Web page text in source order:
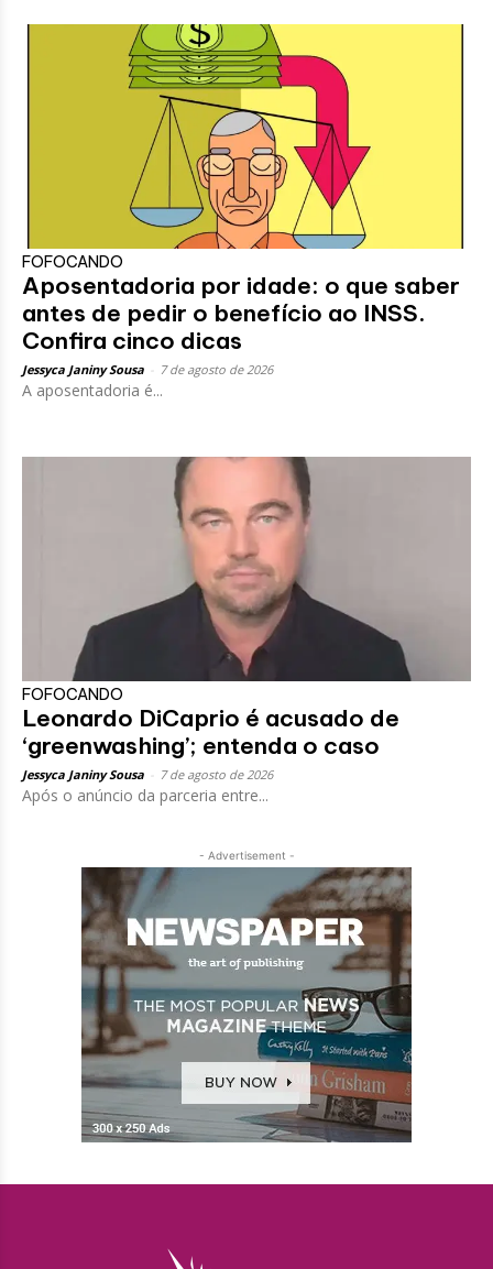
FOFOCANDO
Aposentadoria por idade: o que saber
antes de pedir o benefício ao INSS.
Confira cinco dicas
Jessyca Janiny Sousa 7 de agosto de 2026
A aposentadoria é...
FOFOCANDO
Leonardo DiCaprio é acusado de
‘greenwashing’; entenda o caso
Jessyca Janiny Sousa 7 de agosto de 2026
Após o anúncio da parceria entre...
- Advertisement -